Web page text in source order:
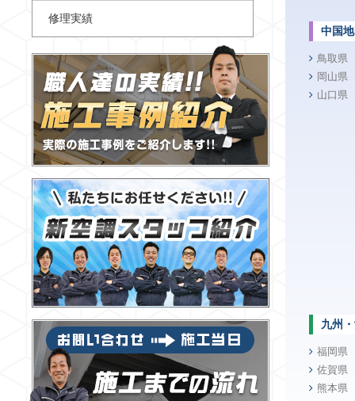
中国
鳥取県
岡山県
山口県
九州
福岡県
佐賀県
熊本県
修理実績